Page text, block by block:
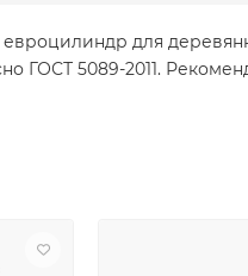
для
ГОСТ 5089-2011.